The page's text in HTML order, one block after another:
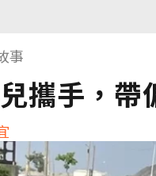
事
攜手，